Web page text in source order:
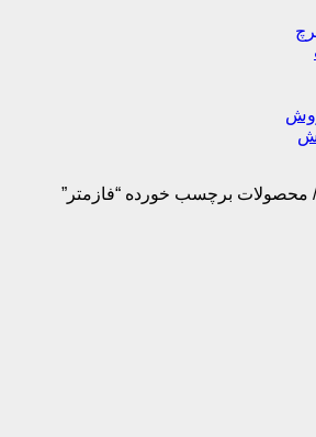
محصولات برچسب خورده “فازمتر”